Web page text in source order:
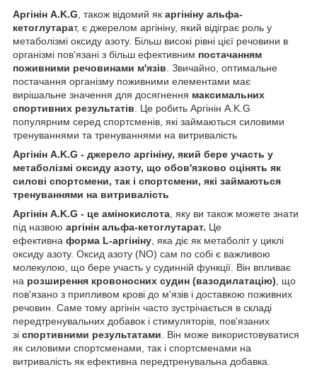
Аргінін A.K.G , також відомий як аргініну альфа-
кетоглутарат, є джерелом аргініну, який відіграє роль у
метаболізмі оксиду азоту. Більш високі рівні цієї речовини в
організмі пов'язані з більш ефективним постачанням
поживними речовинами м'язів . Звичайно, оптимальне
постачання організму поживними елементами має
вирішальне значення для досягнення максимальних
спортивних результатів . Це робить Аргінін A.K.G
популярним серед спортсменів, які займаються силовими
тренуваннями та тренуваннями на витривалість
Аргінін A.K.G - джерело аргініну, який бере участь у
метаболізмі оксиду азоту, що обов'язково оцінять як
силові спортсмени, так і спортсмени, які займаються
тренуваннями на витривалість
Аргінін A.K.G - це амінокислота , яку ви також можете знати
під назвою аргінін альфа-кетоглутарат. Це
ефективна форма L-аргініну , яка діє як метаболіт у циклі
оксиду азоту. Оксид азоту (NO) сам по собі є важливою
молекулою, що бере участь у судинній функції. Він впливає
на розширення кровоносних судин (вазодилатацію) , що
пов'язано з припливом крові до м'язів і доставкою поживних
речовин. Саме тому аргінін часто зустрічається в складі
передтренувальних добавок і стимуляторів, пов'язаних
зі спортивними результатами . Він може використовуватися
як силовими спортсменами, так і спортсменами на
витривалість як ефективна передтренувальна добавка.